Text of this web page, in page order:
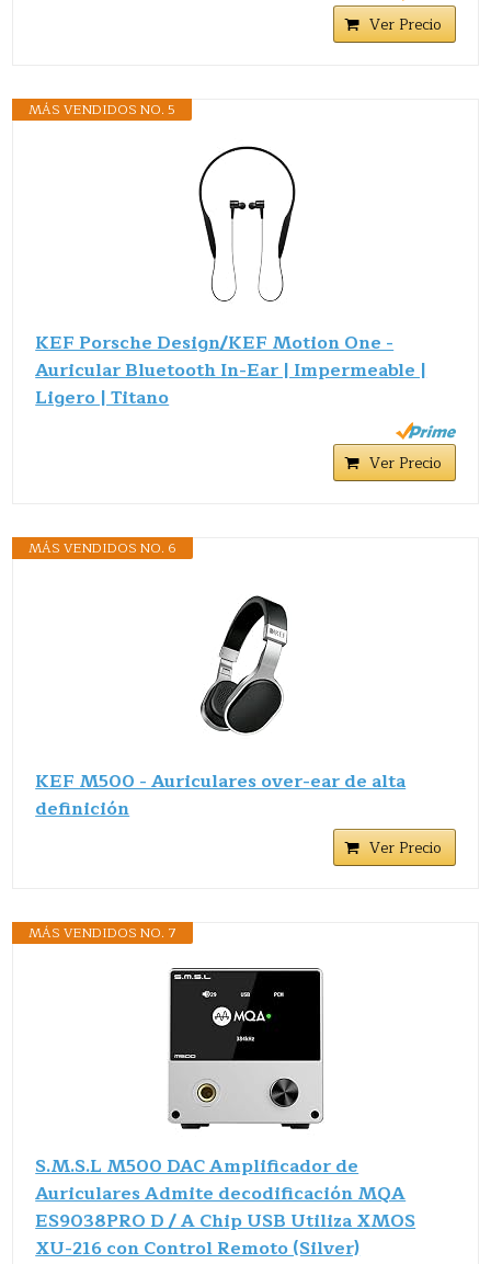
Ver Precio
MÁS VENDIDOS NO. 5
KEF Porsche Design/KEF Motion One -
Auricular Bluetooth In-Ear | Impermeable |
Ligero | Titano
Ver Precio
MÁS VENDIDOS NO. 6
KEF M500 - Auriculares over-ear de alta
definición
Ver Precio
MÁS VENDIDOS NO. 7
S.M.S.L M500 DAC Amplificador de
Auriculares Admite decodificación MQA
ES9038PRO D / A Chip USB Utiliza XMOS
XU-216 con Control Remoto (Silver)